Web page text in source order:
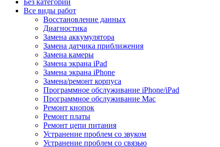
Без категории
Все виды работ
Восстановление данных
Диагностика
Замена аккумулятора
Замена датчика приближения
Замена камеры
Замена экрана iPad
Замена экрана iPhone
Замена/ремонт корпуса
Программное обслуживание iPhone/iPad
Программное обслуживание Mac
Ремонт кнопок
Ремонт платы
Ремонт цепи питания
Устранение проблем со звуком
Устранение проблем со связью